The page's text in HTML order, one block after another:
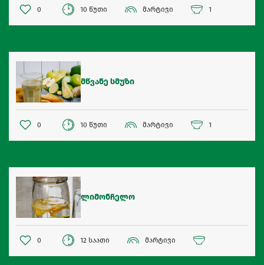
0 10 წუთი მარტივი 1
მწვანე სმუზი
0 10 წუთი მარტივი 1
ლიმონჩელო
0 12 საათი მარტივი